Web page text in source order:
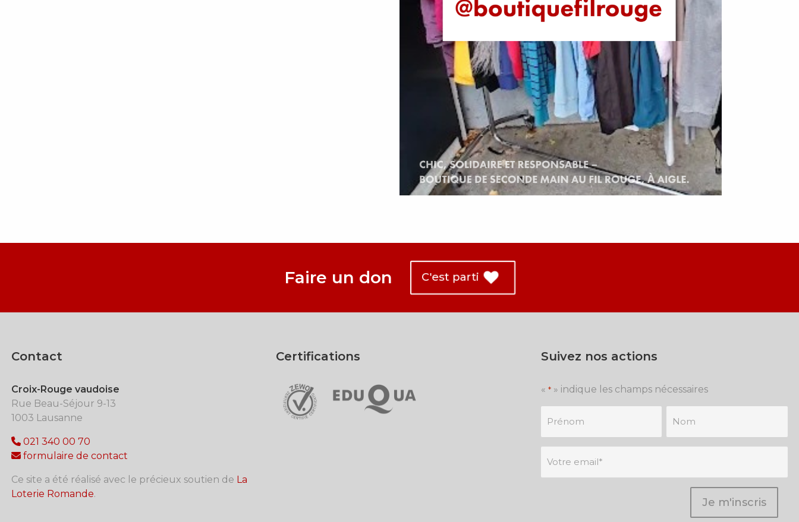
Faire un don C'est parti
Contact
Croix-Rouge vaudoise
Rue Beau-Séjour 9-13
1003 Lausanne
021 340 00 70
formulaire de contact
Ce site a été réalisé avec le précieux soutien de La
Loterie Romande.
Certifications Suivez nos actions
« *» indique les champs nécessaires
m'inscris
à